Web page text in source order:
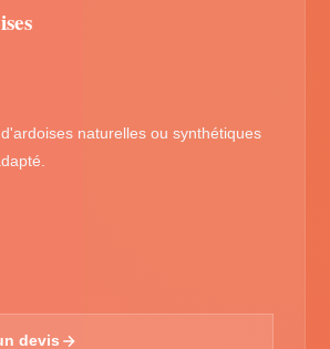
naturelles ou synthétiques
devis